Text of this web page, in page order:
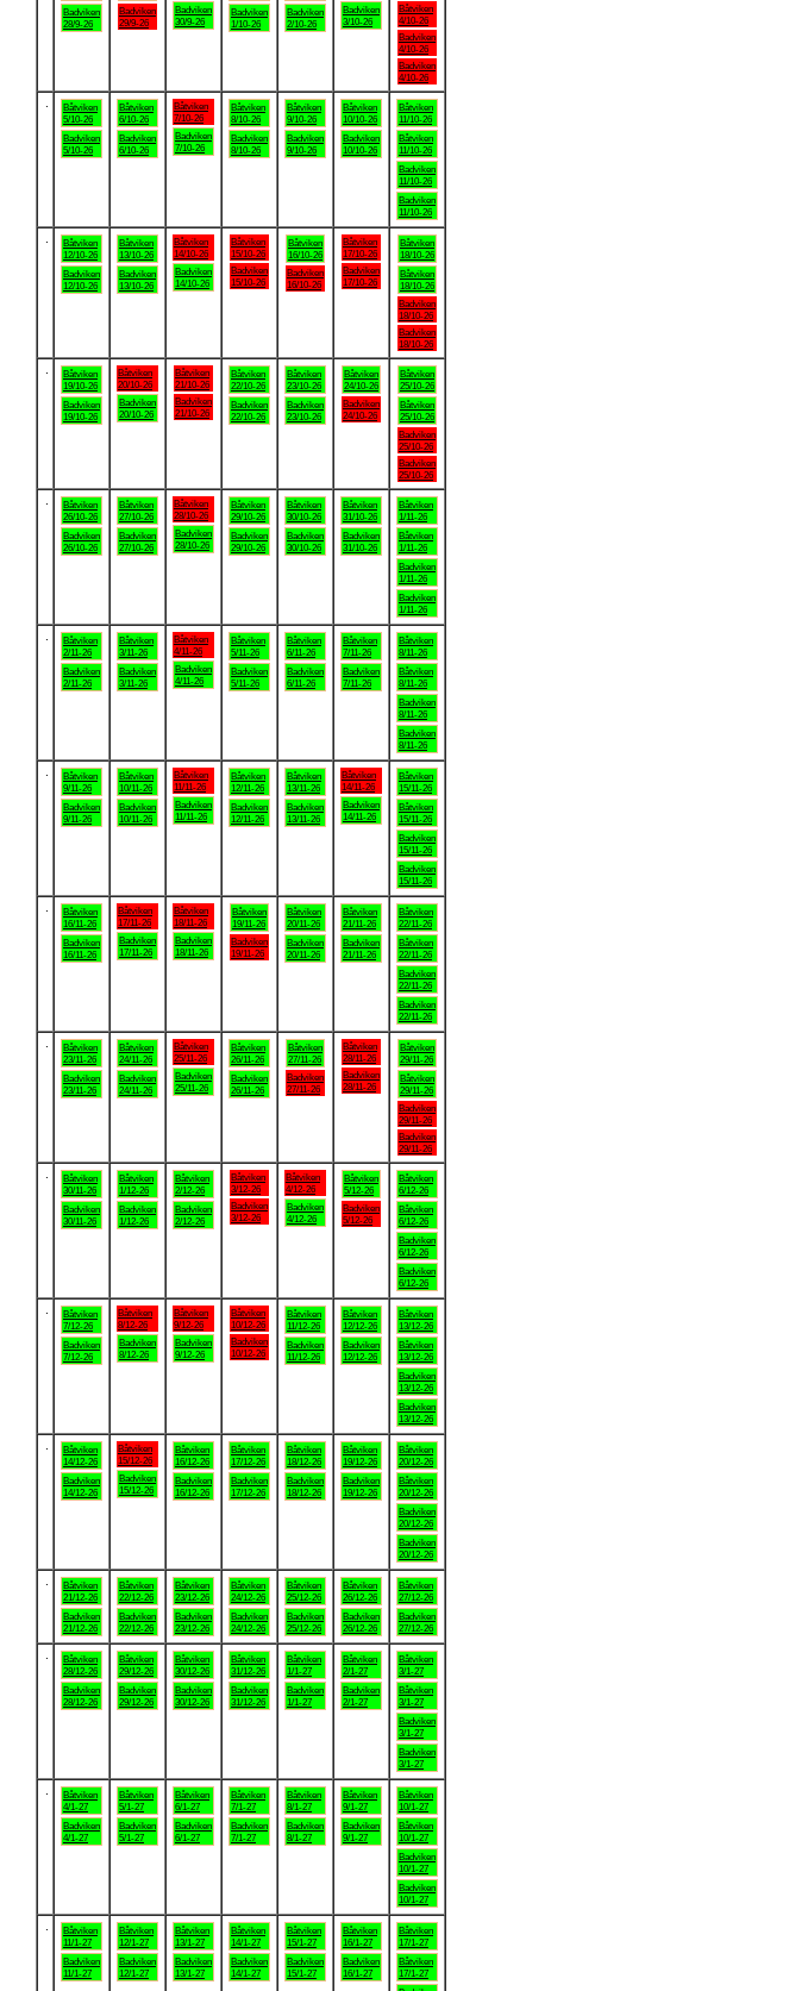
Badviken
28/9-26
Badviken
29/9-26
Badviken
30/9-26
Badviken
1/10-26
Badviken
2/10-26
Badviken
3/10-26
Båtviken
4/10-26
Badviken
4/10-26
Badviken
4/10-26
Båtviken
5/10-26
Badviken
5/10-26
Båtviken
6/10-26
Badviken
6/10-26
Båtviken
7/10-26
Badviken
7/10-26
Båtviken
8/10-26
Badviken
8/10-26
Båtviken
9/10-26
Badviken
9/10-26
Båtviken
10/10-26
Badviken
10/10-26
Båtviken
11/10-26
Båtviken
11/10-26
Badviken
11/10-26
Badviken
11/10-26
Båtviken
12/10-26
Badviken
12/10-26
Båtviken
13/10-26
Badviken
13/10-26
Båtviken
14/10-26
Badviken
14/10-26
Båtviken
15/10-26
Badviken
15/10-26
Båtviken
16/10-26
Badviken
16/10-26
Båtviken
17/10-26
Badviken
17/10-26
Båtviken
18/10-26
Båtviken
18/10-26
Badviken
18/10-26
Badviken
18/10-26
Båtviken
19/10-26
Badviken
19/10-26
Båtviken
20/10-26
Badviken
20/10-26
Båtviken
21/10-26
Badviken
21/10-26
Båtviken
22/10-26
Badviken
22/10-26
Båtviken
23/10-26
Badviken
23/10-26
Båtviken
24/10-26
Badviken
24/10-26
Båtviken
25/10-26
Båtviken
25/10-26
Badviken
25/10-26
Badviken
25/10-26
Båtviken
26/10-26
Badviken
26/10-26
Båtviken
27/10-26
Badviken
27/10-26
Båtviken
28/10-26
Badviken
28/10-26
Båtviken
29/10-26
Badviken
29/10-26
Båtviken
30/10-26
Badviken
30/10-26
Båtviken
31/10-26
Badviken
31/10-26
Båtviken
1/11-26
Båtviken
1/11-26
Badviken
1/11-26
Badviken
1/11-26
Båtviken
2/11-26
Badviken
2/11-26
Båtviken
3/11-26
Badviken
3/11-26
Båtviken
4/11-26
Badviken
4/11-26
Båtviken
5/11-26
Badviken
5/11-26
Båtviken
6/11-26
Badviken
6/11-26
Båtviken
7/11-26
Badviken
7/11-26
Båtviken
8/11-26
Båtviken
8/11-26
Badviken
8/11-26
Badviken
8/11-26
Båtviken
9/11-26
Badviken
9/11-26
Båtviken
10/11-26
Badviken
10/11-26
Båtviken
11/11-26
Badviken
11/11-26
Båtviken
12/11-26
Badviken
12/11-26
Båtviken
13/11-26
Badviken
13/11-26
Båtviken
14/11-26
Badviken
14/11-26
Båtviken
15/11-26
Båtviken
15/11-26
Badviken
15/11-26
Badviken
15/11-26
Båtviken
16/11-26
Badviken
16/11-26
Båtviken
17/11-26
Badviken
17/11-26
Båtviken
18/11-26
Badviken
18/11-26
Båtviken
19/11-26
Badviken
19/11-26
Båtviken
20/11-26
Badviken
20/11-26
Båtviken
21/11-26
Badviken
21/11-26
Båtviken
22/11-26
Båtviken
22/11-26
Badviken
22/11-26
Badviken
22/11-26
Båtviken
23/11-26
Badviken
23/11-26
Båtviken
24/11-26
Badviken
24/11-26
Båtviken
25/11-26
Badviken
25/11-26
Båtviken
26/11-26
Badviken
26/11-26
Båtviken
27/11-26
Badviken
27/11-26
Båtviken
28/11-26
Badviken
28/11-26
Båtviken
29/11-26
Båtviken
29/11-26
Badviken
29/11-26
Badviken
29/11-26
Båtviken
30/11-26
Badviken
30/11-26
Båtviken
1/12-26
Badviken
1/12-26
Båtviken
2/12-26
Badviken
2/12-26
Båtviken
3/12-26
Badviken
3/12-26
Båtviken
4/12-26
Badviken
4/12-26
Båtviken
5/12-26
Badviken
5/12-26
Båtviken
6/12-26
Båtviken
6/12-26
Badviken
6/12-26
Badviken
6/12-26
Båtviken
7/12-26
Badviken
7/12-26
Båtviken
8/12-26
Badviken
8/12-26
Båtviken
9/12-26
Badviken
9/12-26
Båtviken
10/12-26
Badviken
10/12-26
Båtviken
11/12-26
Badviken
11/12-26
Båtviken
12/12-26
Badviken
12/12-26
Båtviken
13/12-26
Båtviken
13/12-26
Badviken
13/12-26
Badviken
13/12-26
Båtviken
14/12-26
Badviken
14/12-26
Båtviken
15/12-26
Badviken
15/12-26
Båtviken
16/12-26
Badviken
16/12-26
Båtviken
17/12-26
Badviken
17/12-26
Båtviken
18/12-26
Badviken
18/12-26
Båtviken
19/12-26
Badviken
19/12-26
Båtviken
20/12-26
Båtviken
20/12-26
Badviken
20/12-26
Badviken
20/12-26
Båtviken
21/12-26
Badviken
21/12-26
Båtviken
22/12-26
Badviken
22/12-26
Båtviken
23/12-26
Badviken
23/12-26
Båtviken
24/12-26
Badviken
24/12-26
Båtviken
25/12-26
Badviken
25/12-26
Båtviken
26/12-26
Badviken
26/12-26
Båtviken
27/12-26
Badviken
27/12-26
Båtviken
28/12-26
Badviken
28/12-26
Båtviken
29/12-26
Badviken
29/12-26
Båtviken
30/12-26
Badviken
30/12-26
Båtviken
31/12-26
Badviken
31/12-26
Båtviken
1/1-27
Badviken
1/1-27
Båtviken
2/1-27
Badviken
2/1-27
Båtviken
3/1-27
Båtviken
3/1-27
Badviken
3/1-27
Badviken
3/1-27
Båtviken
4/1-27
Badviken
4/1-27
Båtviken
5/1-27
Badviken
5/1-27
Båtviken
6/1-27
Badviken
6/1-27
Båtviken
7/1-27
Badviken
7/1-27
Båtviken
8/1-27
Badviken
8/1-27
Båtviken
9/1-27
Badviken
9/1-27
Båtviken
10/1-27
Båtviken
10/1-27
Badviken
10/1-27
Badviken
10/1-27
Båtviken
11/1-27
Badviken
11/1-27
Båtviken
12/1-27
Badviken
12/1-27
Båtviken
13/1-27
Badviken
13/1-27
Båtviken
14/1-27
Badviken
14/1-27
Båtviken
15/1-27
Badviken
15/1-27
Båtviken
16/1-27
Badviken
16/1-27
Båtviken
17/1-27
Båtviken
17/1-27